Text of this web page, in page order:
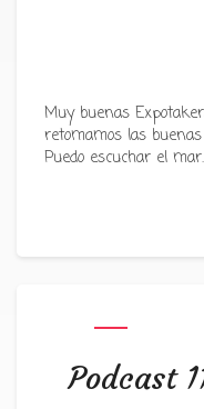
Muy buenas
retomamos las
Puedo escuchar el
Podcast